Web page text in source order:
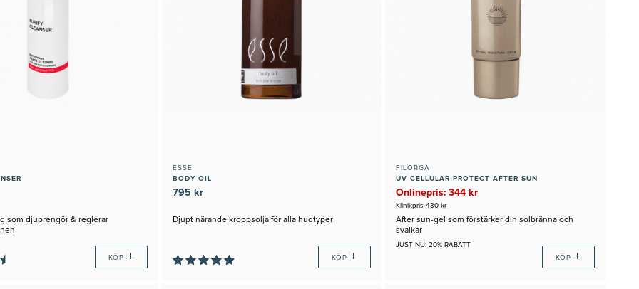
som djuprengör & reglerar
KÖP +
ESSE
BODY OIL
795 kr
Djupt närande kroppsolja för alla hudtyper
KÖP+
FILORGA
UV CELLULAR-PROTECT AFTER SUN
Onlinepris: 344 kr
Klinikpris 430 kr
After sun-gel som förstärker din solbränna och
svalkar
JUST NU: 20% RABATT
KÖP +